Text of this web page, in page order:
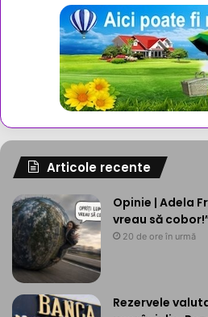
Articole recente
Opinie | Adela
vreau să
20 de ore în urmă
Rezervele